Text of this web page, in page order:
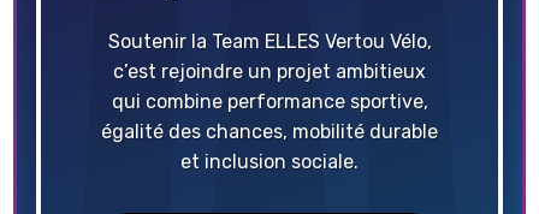
Soutenir la Team ELLES Vertou Vélo,
c’est rejoindre un projet ambitieux
qui combine performance sportive,
égalité des chances, mobilité durable
et inclusion sociale.